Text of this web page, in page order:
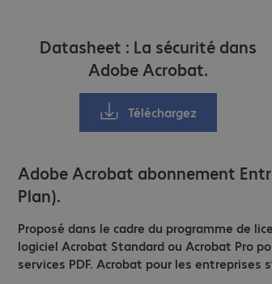
Datasheet : La sécurité dans
Adobe Acrobat.
Téléchargez
Adobe Acrobat abonnement
Plan).
Proposé dans le cadre du programme de
logiciel Acrobat Standard ou Acrobat Pro
services PDF. Acrobat pour les entreprises